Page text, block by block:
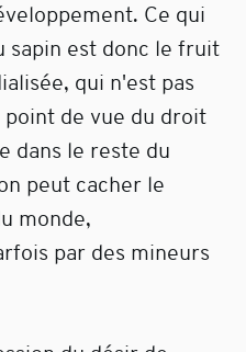
Ce qui
sapin est donc le fruit
qui n'est pas
point de vue du droit
dans le reste du
peut cacher le
monde,
par des mineurs